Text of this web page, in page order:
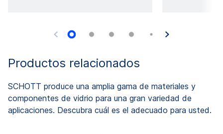
Productos relacionados
SCHOTT produce una amplia gama de materiales y
componentes de vidrio para una gran variedad de
aplicaciones. Descubra cuál es el adecuado para usted.